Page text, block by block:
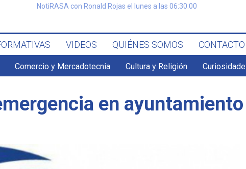
NotiRASA con Ronald Rojas el lunes a las 06:30:00
VIDEOS QUIÉNES SOMOS CONTACTO
Comercio y Mercadotecnia Cultura y Religión
en